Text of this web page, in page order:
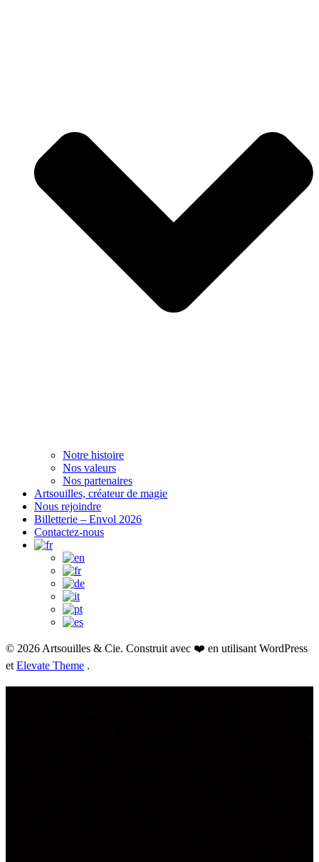
Notre histoire
Nos valeurs
Nos partenaires
Artsouilles, créateur de magie
Nous rejoindre
Billetterie – Envol 2026
Contactez-nous
© 2026 Artsouilles & Cie. Construit avec ❤️ en utilisant WordPress
et Elevate Theme .